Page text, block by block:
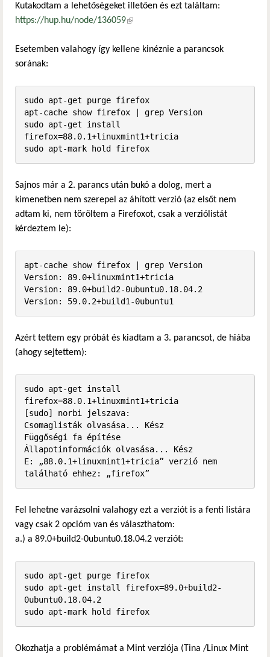
Kutakodtam a lehetőségeket illetően és ezt találtam:
https://hup.hu/node/136059(külső hivatkozás)
Esetemben valahogy így kellene kinéznie a parancsok
sorának:
sudo apt-get purge firefox
apt-cache show firefox | grep Version
sudo apt-get install
firefox=88.0.1+linuxmint1+tricia
sudo apt-mark hold firefox
Sajnos már a 2. parancs után bukó a dolog, mert a
kimenetben nem szerepel az áhított verzió (az elsőt nem
adtam ki, nem töröltem a Firefoxot, csak a verziólistát
kérdeztem le):
apt-cache show firefox | grep Version
Version: 89.0+linuxmint1+tricia
Version: 89.0+build2-0ubuntu0.18.04.2
Version: 59.0.2+build1-0ubuntu1
Azért tettem egy próbát és kiadtam a 3. parancsot, de hiába
(ahogy sejtettem):
sudo apt-get install
firefox=88.0.1+linuxmint1+tricia
[sudo] norbi jelszava:
Csomaglisták olvasása... Kész
Függőségi fa építése
Állapotinformációk olvasása... Kész
E: „88.0.1+linuxmint1+tricia” verzió nem
található ehhez: „firefox”
Fel lehetne varázsolni valahogy ezt a verziót is a fenti listára
vagy csak 2 opcióm van és választhatom:
a.) a 89.0+build2-0ubuntu0.18.04.2 verziót:
sudo apt-get purge firefox
sudo apt-get install firefox=89.0+build2-
0ubuntu0.18.04.2
sudo apt-mark hold firefox
Okozhatja a problémámat a Mint verziója (Tina /Linux Mint